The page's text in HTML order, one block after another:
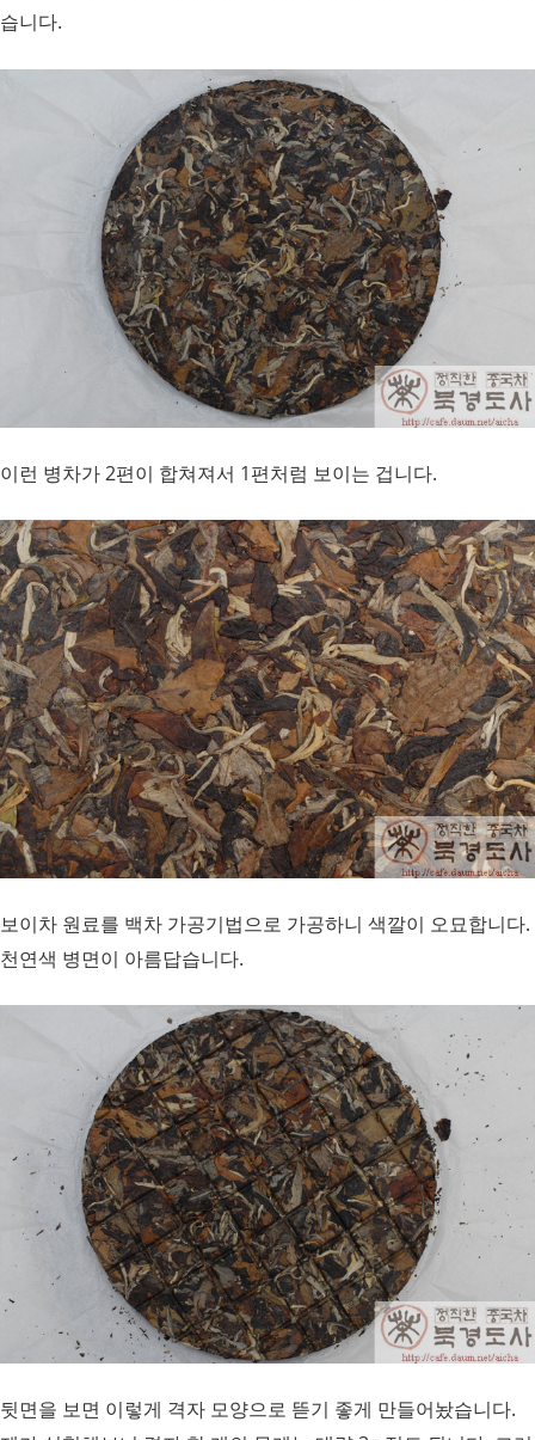
습니다.
이런 병차가 2편이 합쳐져서 1편처럼 보이는 겁니다.
보이차 원료를 백차 가공기법으로 가공하니 색깔이 오묘합니다.
천연색 병면이 아름답습니다.
뒷면을 보면 이렇게 격자 모양으로 뜯기 좋게 만들어놨습니다.